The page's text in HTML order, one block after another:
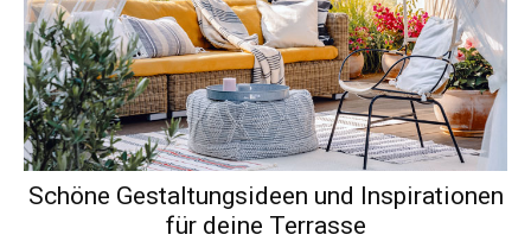
Schöne Gestaltungsideen und Inspirationen
für deine Terrasse